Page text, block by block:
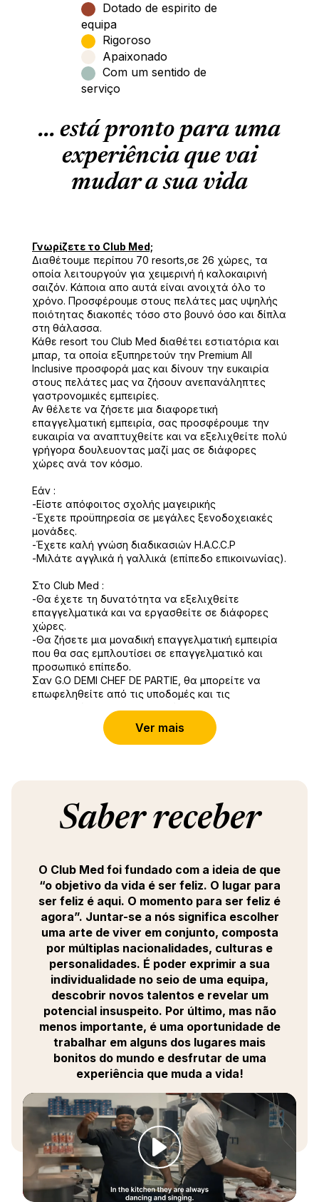
Dotado de espirito de
equipa
Rigoroso
Apaixonado
Com um sentido de
serviço
... está pronto para uma
experiência que vai
mudar a sua vida
Γνωρίζετε το Club Med;
Διαθέτουμε περίπου 70 resorts,σε 26 χώρες, τα
οποία λειτουργούν για χειμερινή ή καλοκαιρινή
σαιζόν. Κάποια απο αυτά είναι ανοιχτά όλο το
χρόνο. Προσφέρουμε στους πελάτες μας υψηλής
ποιότητας διακοπές τόσο στο βουνό όσο και δίπλα
στη θάλασσα.
Κάθε resort του Club Med διαθέτει εστιατόρια και
μπαρ, τα οποία εξυπηρετούν την Premium All
Inclusive προσφορά μας και δίνουν την ευκαιρία
στους πελάτες μας να ζήσουν ανεπανάληπτες
γαστρονομικές εμπειρίες.
Αν θέλετε να ζήσετε μια διαφορετική
επαγγελματική εμπειρία, σας προσφέρουμε την
ευκαιρία να αναπτυχθείτε και να εξελιχθείτε πολύ
γρήγορα δουλευοντας μαζί μας σε διάφορες
χώρες ανά τον κόσμο.
Εάν :
-Είστε απόφοιτος σχολής μαγειρικής
-Έχετε προϋπηρεσία σε μεγάλες ξενοδοχειακές
μονάδες.
-Έχετε καλή γνώση διαδικασιών H.A.C.C.P
-Μιλάτε αγγλικά ή γαλλικά (επίπεδο επικοινωνίας).
Στο Club Med :
-Θα έχετε τη δυνατότητα να εξελιχθείτε
επαγγελματικά και να εργασθείτε σε διάφορες
χώρες.
-Θα ζήσετε μια μοναδική επαγγελματική εμπειρία
που θα σας εμπλουτίσει σε επαγγελματικό και
προσωπικό επίπεδο.
Σαν G.O DEMI CHEF DE PARTIE, θα μπορείτε να
επωφεληθείτε από τις υποδομές και τις
Club Med. Αν το θέλετε , μπορείτε ακόμη και να
ανεβείτε στη σκηνή για να επιδείξετε τα ταλέντα
Ver mais
Saber receber
O Club Med foi fundado com a ideia de que
“o objetivo da vida é ser feliz. O lugar para
ser feliz é aqui. O momento para ser feliz é
agora”. Juntar-se a nós significa escolher
uma arte de viver em conjunto, composta
por múltiplas nacionalidades, culturas e
personalidades. É poder exprimir a sua
individualidade no seio de uma equipa,
descobrir novos talentos e revelar um
potencial insuspeito. Por último, mas não
menos importante, é uma oportunidade de
trabalhar em alguns dos lugares mais
bonitos do mundo e desfrutar de uma
experiência que muda a vida!